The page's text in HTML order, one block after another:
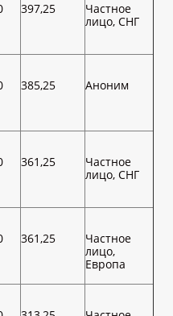
397,25
Частное
лицо, СНГ
385,25 Аноним
361,25
Частное
лицо, СНГ
361,25
Частное
лицо,
Европа